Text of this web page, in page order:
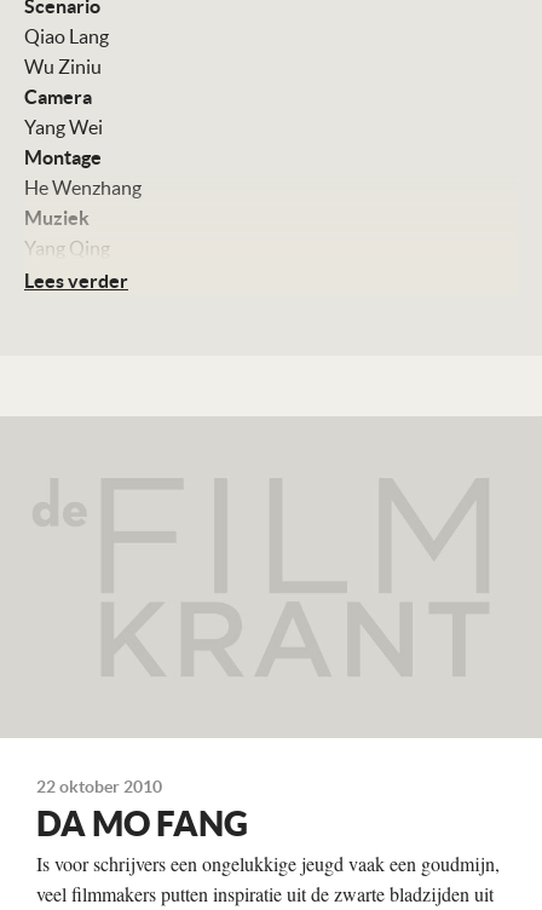
Scenario
Qiao Lang
Wu Ziniu
Camera
Yang Wei
Montage
He Wenzhang
Muziek
Yang Qing
Met
Distributie
vanaf 5 augustus
Lees verder
22 oktober 2010
DA MO FANG
Is voor schrijvers een ongelukkige jeugd vaak een goudmijn,
veel filmmakers putten inspiratie uit de zwarte bladzijden uit